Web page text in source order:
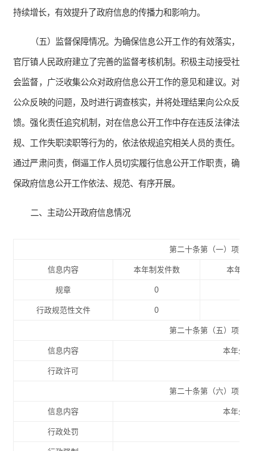
持续增长，有效提升了政府信息的传播力和影响力。
（五）监督保障情况。为确保信息公开工作的有效落实，
官厅镇人民政府建立了完善的监督考核机制。积极主动接受社
会监督，广泛收集公众对政府信息公开工作的意见和建议。对
公众反映的问题，及时进行调查核实，并将处理结果向公众反
馈。强化责任追究机制，对在信息公开工作中存在违反法律法
规、工作失职渎职等行为的，依法依规追究相关人员的责任。
通过严肃问责，倒逼工作人员切实履行信息公开工作职责，确
保政府信息公开工作依法、规范、有序开展。
二、主动公开政府信息情况
第二十条第（一）项
信息内容 本年制发件数 本年废止件
规章 0
行政规范性文件 0
第二十条第（五）项
信息内容 本年处理决
行政许可
第二十条第（六）项
信息内容 本年处理决
行政处罚